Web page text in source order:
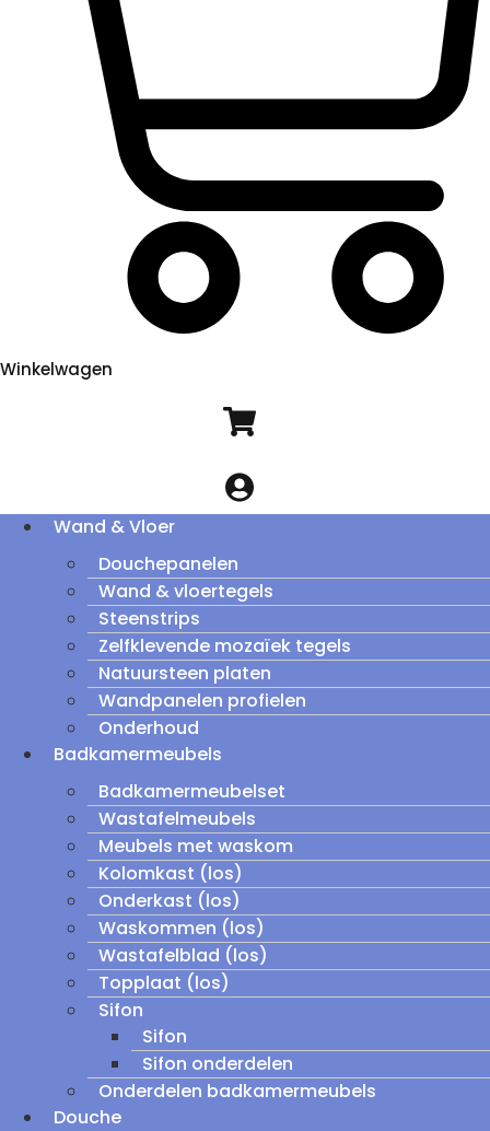
Winkelwagen
Wand & Vloer
Douchepanelen
Wand & vloertegels
Steenstrips
Zelfklevende mozaïek tegels
Natuursteen platen
Wandpanelen profielen
Onderhoud
Badkamermeubels
Badkamermeubelset
Wastafelmeubels
Meubels met waskom
Kolomkast (los)
Onderkast (los)
Waskommen (los)
Wastafelblad (los)
Topplaat (los)
Sifon
Sifon
Sifon onderdelen
Onderdelen badkamermeubels
Douche